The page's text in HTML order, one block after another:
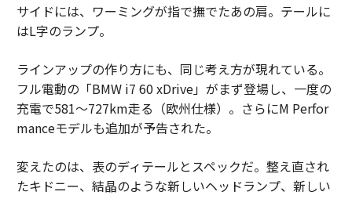
サイドには、ワーミングが指で撫でたあの肩。テールに
はL字のランプ。
ラインアップの作り方にも、同じ考え方が現れている。
フル電動の「BMW i7 60 xDrive」がまず登場し、一度の
充電で581〜727km走る（欧州仕様）。さらにM Perfor
manceモデルも追加が予告された。
変えたのは、表のディテールとスペックだ。整え直され
たキドニー、結晶のような新しいヘッドランプ、新しい